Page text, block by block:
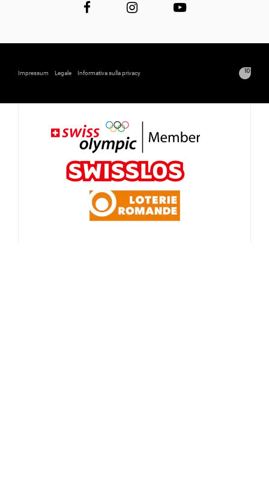
Impressum Legale Informativa sulla privacy